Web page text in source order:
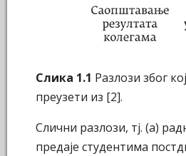
Слика 1.1 Разлози због
преузети из [2].
Слични разлози, тј. (а)
предаје студентима